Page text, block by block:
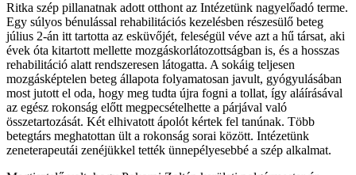
Ritka szép pillanatnak adott otthont az Intézetünk nagyelőadó terme.
Egy súlyos bénulással rehabilitációs kezelésben részesülő beteg
július 2-án itt tartotta az esküvőjét, feleségül véve azt a hű társat, aki
évek óta kitartott mellette mozgáskorlátozottságban is, és a hosszas
rehabilitáció alatt rendszeresen látogatta. A sokáig teljesen
mozgásképtelen beteg állapota folyamatosan javult, gyógyulásában
most jutott el oda, hogy meg tudta újra fogni a tollat, így aláírásával
az egész rokonság előtt megpecsételhette a párjával való
összetartozását. Két elhivatott ápolót kértek fel tanúnak. Több
betegtárs meghatottan ült a rokonság sorai között. Intézetünk
zeneterapeutái zenéjükkel tették ünnepélyesebbé a szép alkalmat.